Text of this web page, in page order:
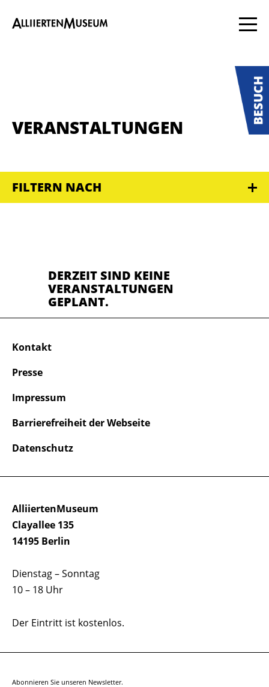
VERANSTALTUNGEN
FILTERN NACH
DERZEIT SIND KEINE
VERANSTALTUNGEN
GEPLANT.
AlliiertenMuseum
Clayallee 135
14195 Berlin
Dienstag – Sonntag
10 – 18 Uhr
Der Eintritt ist kostenlos.
Kontakt
Presse
Impressum
Barrierefreiheit der Webseite
Datenschutz
Abonnieren Sie unseren Newsletter.